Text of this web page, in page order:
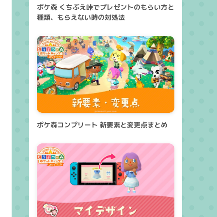
ポケ森 くちぶえ峠でプレゼントのもらい方と
種類、もらえない時の対処法
ポケ森コンプリート 新要素と変更点まとめ